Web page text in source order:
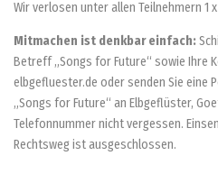
Wir verlosen unter allen Teilnehmern 1
Mitmachen ist denkbar einfach:
Betreff „Songs for Future“ sowie Ihre
elbgefluester.de oder senden Sie eine
„Songs for Future“ an Elbgeflüster,
Telefonnummer nicht vergessen.
Rechtsweg ist ausgeschlossen.